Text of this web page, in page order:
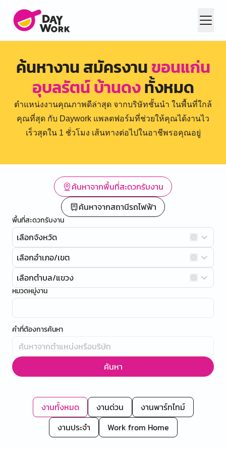
ค้นหางาน สมัครงานขอนแก่น
อุบลรัตน์ บ้านดงทั้งหมด
ตำแหน่งงานคุณภาพดีล่าสุด จากบริษัทชั้นนำ ในพื้นที่ใกล้
คุณที่สุด กับ Daywork แพลตฟอร์มที่ช่วยให้คุณได้งานไว
เร็วสุดใน 1 ชั่วโมง เส้นทางต่อไปในอาชีพรอคุณอยู่
ค้นหาจากพื้นที่สะดวกรับงาน
ค้นหาจากสถานีรถไฟฟ้า
พื้นที่สะดวกรับงาน
เลือกจังหวัด
เลือกอำเภอ/เขต
เลือกตำบล/แขวง
หมวดหมู่งาน
คำที่ต้องการค้นหา
ค้นหา
งานทั้งหมด งานด่วน
งานพาร์ทไทม์
งานประจำ
Work from Home